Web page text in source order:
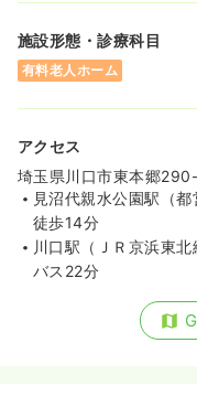
施設形態・診療科目
有料老人ホーム
アクセス
埼玉県川口市東本郷
見沼代親水公園駅（都
徒歩14分
川口駅（ＪＲ京浜東北
バス22分